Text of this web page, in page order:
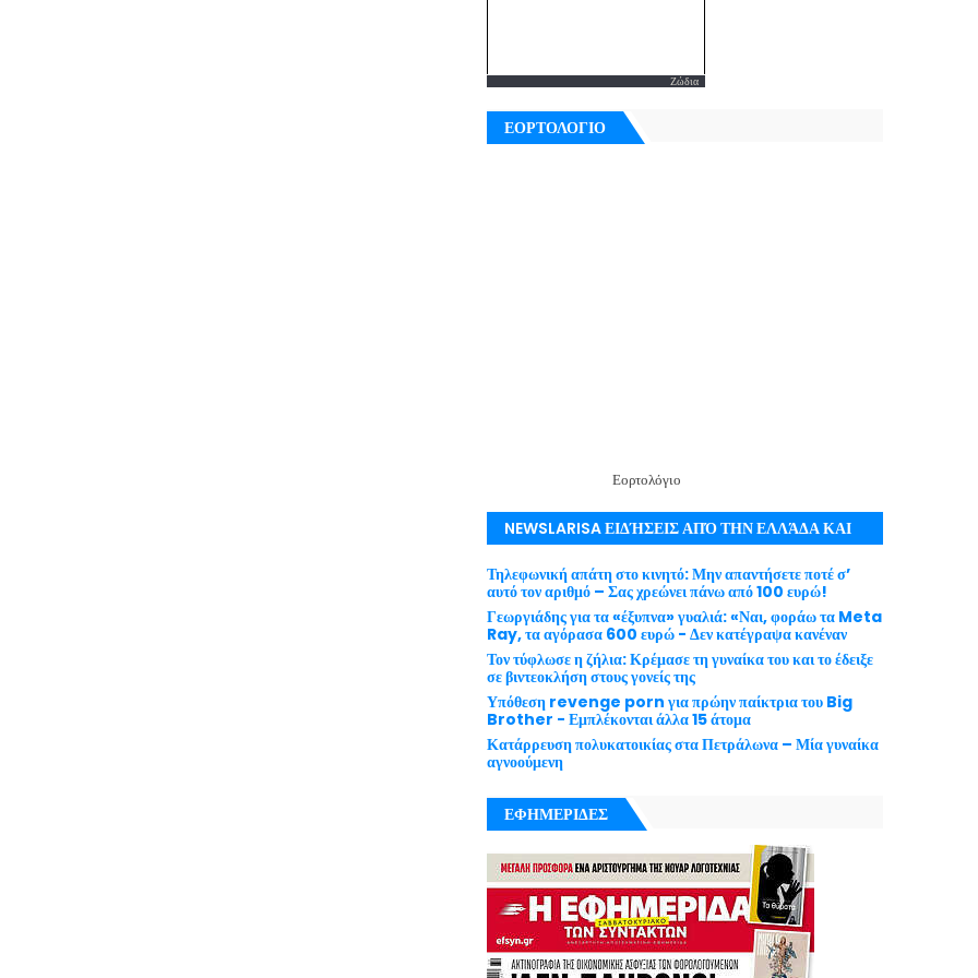
Ζώδια
ΕΟΡΤΟΛΟΓΙΟ
Εορτολόγιο
NEWSLARISA ΕΙΔΉΣΕΙΣ ΑΠΌ ΤΗΝ ΕΛΛΆΔΑ ΚΑΙ
ΤΟΝ ΚΌΣΜΟ ΜΕ ΕΓΚΥΡΌΤΗΤΑ
Τηλεφωνική απάτη στο κινητό: Μην απαντήσετε ποτέ σ’
αυτό τον αριθμό – Σας χρεώνει πάνω από 100 ευρώ!
Γεωργιάδης για τα «έξυπνα» γυαλιά: «Ναι, φοράω τα Meta
Ray, τα αγόρασα 600 ευρώ - Δεν κατέγραψα κανέναν
Τον τύφλωσε η ζήλια: Κρέμασε τη γυναίκα του και το έδειξε
σε βιντεοκλήση στους γονείς της
Υπόθεση revenge porn για πρώην παίκτρια του Big
Brother - Εμπλέκονται άλλα 15 άτομα
Κατάρρευση πολυκατοικίας στα Πετράλωνα – Μία γυναίκα
αγνοούμενη
ΕΦΗΜΕΡΙΔΕΣ